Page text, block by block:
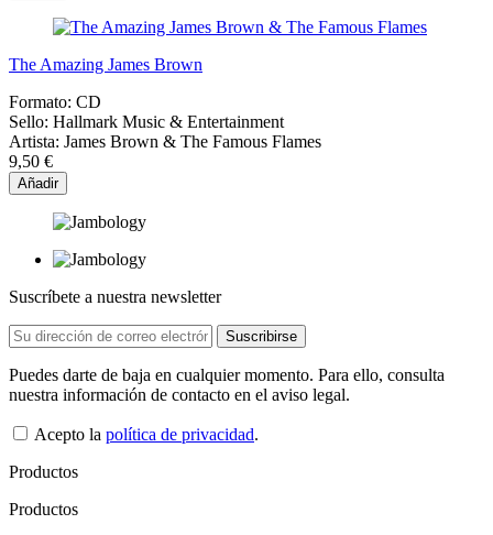
The Amazing James Brown
Formato: CD
Sello: Hallmark Music & Entertainment
Artista: James Brown & The Famous Flames
9,50 €
Añadir
Suscríbete a nuestra newsletter
Puedes darte de baja en cualquier momento. Para ello, consulta
nuestra información de contacto en el aviso legal.
Acepto la política de privacidad.
Productos
Productos